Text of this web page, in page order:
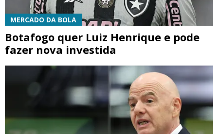
MERCADO DA BOLA
Botafogo quer Luiz Henrique e pode
fazer nova investida